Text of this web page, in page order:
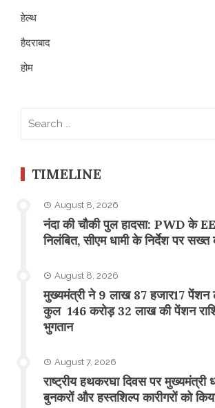
हेल्थ
हैदराबाद
होम
TIMELINE
August 8, 2026
नंदा की चौकी पुल हादसा: PWD के
निलंबित, सीएम धामी के निर्देश पर सख्त
August 8, 2026
मुख्यमंत्री ने 9 लाख 87 हजार17 पेंशन
कुल 146 करोड़ 32 लाख की पेंशन
भुगतान
August 7, 2026
राष्ट्रीय हथकरघा दिवस पर मुख्यमंत्री
बुनकरों और हस्तशिल्प कारीगरों को